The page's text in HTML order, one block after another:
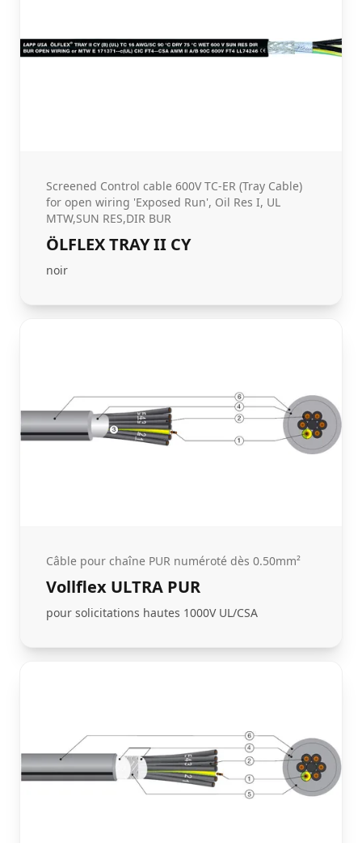
Screened Control cable 600V TC-ER (Tray Cable)
for open wiring 'Exposed Run', Oil Res I, UL
MTW,SUN RES,DIR BUR
ÖLFLEX TRAY II CY
noir
Câble pour chaîne PUR numéroté dès 0.50mm²
Vollflex ULTRA PUR
pour solicitations hautes 1000V UL/CSA